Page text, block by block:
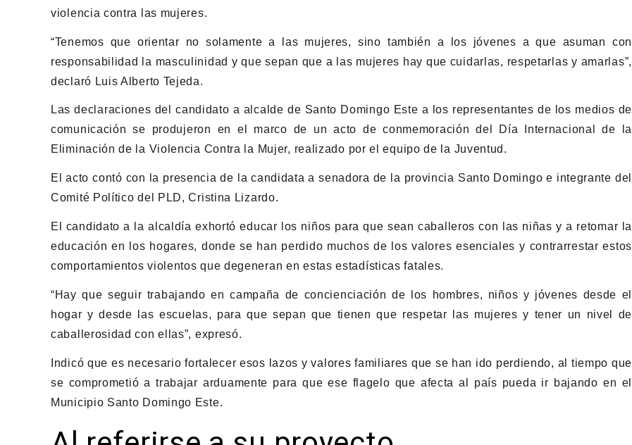
violencia contra las mujeres.
“Tenemos que orientar no solamente a las mujeres, sino también a los jóvenes a que asuman con
responsabilidad la masculinidad y que sepan que a las mujeres hay que cuidarlas, respetarlas y amarlas”,
declaró Luis Alberto Tejeda.
Las declaraciones del candidato a alcalde de Santo Domingo Este a los representantes de los medios de
comunicación se produjeron en el marco de un acto de conmemoración del Día Internacional de la
Eliminación de la Violencia Contra la Mujer, realizado por el equipo de la Juventud.
El acto contó con la presencia de la candidata a senadora de la provincia Santo Domingo e integrante del
Comité Político del PLD, Cristina Lizardo.
El candidato a la alcaldía exhortó educar los niños para que sean caballeros con las niñas y a retomar la
educación en los hogares, donde se han perdido muchos de los valores esenciales y contrarrestar estos
comportamientos violentos que degeneran en estas estadísticas fatales.
“Hay que seguir trabajando en campaña de concienciación de los hombres, niños y jóvenes desde el
hogar y desde las escuelas, para que sepan que tienen que respetar las mujeres y tener un nivel de
caballerosidad con ellas”, expresó.
Indicó que es necesario fortalecer esos lazos y valores familiares que se han ido perdiendo, al tiempo que
se comprometió a trabajar arduamente para que ese flagelo que afecta al país pueda ir bajando en el
Municipio Santo Domingo Este.